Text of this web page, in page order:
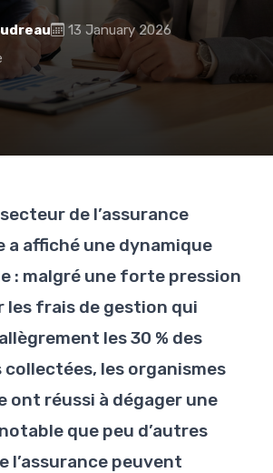
13 January 2026
de l’assurance
a affiché une dynamique
: malgré une forte pression
les frais de gestion qui
les 30 % des
les organismes
ont réussi à dégager une
que peu d’autres
l’assurance peuvent